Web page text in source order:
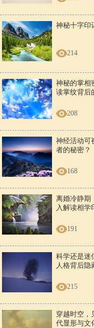
神秘十字印
214
神秘的掌相
读掌纹背后
208
神经活动可
者的秘密？
168
离婚冷静期
入解读相学
191
科学还是迷
人格背后隐
215
穿越时空，
代显形与文